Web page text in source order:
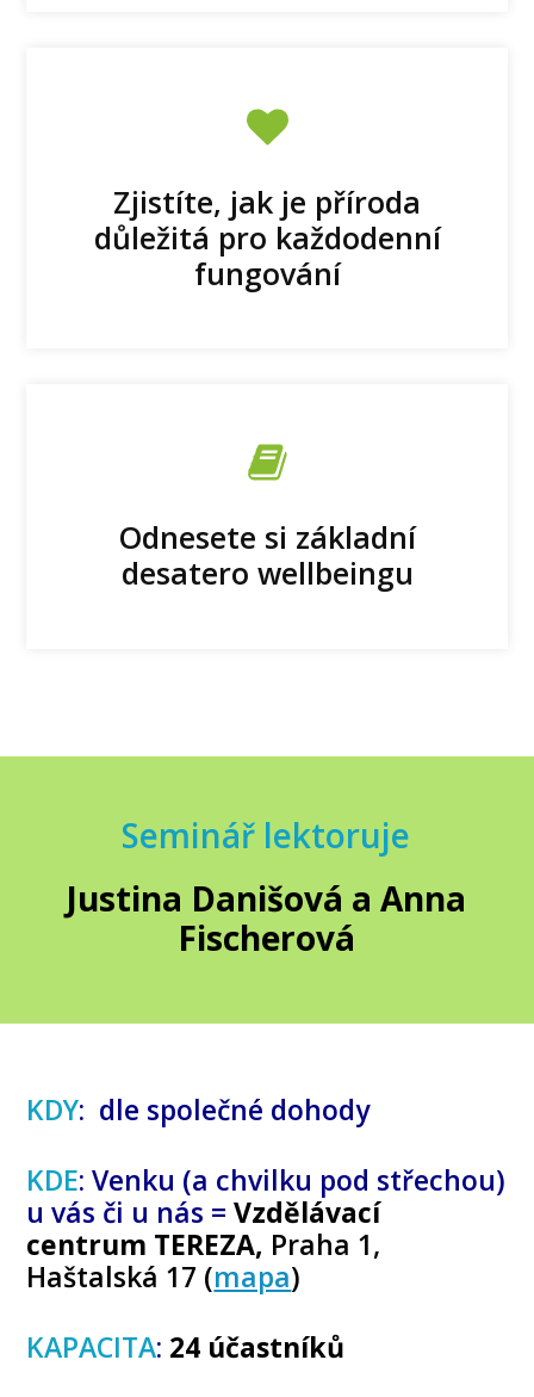
Zjistíte, jak je příroda
důležitá pro každodenní
fungování
Odnesete si základní
desatero wellbeingu
Seminář lektoruje
Justina Danišová a Anna
Fischerová
KDY: dle společné dohody
KDE: Venku (a chvilku pod střechou)
u vás či u nás =Vzdělávací
centrum TEREZA, Praha 1,
Haštalská 17 (mapa)
KAPACITA: 24 účastníků